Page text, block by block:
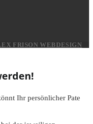
FRISON WEBDESIGN
Ihr persönlicher Pate